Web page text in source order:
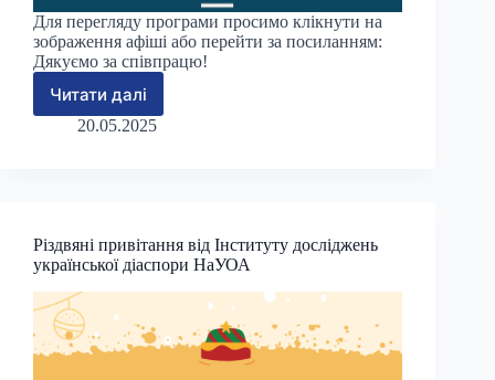
Для перегляду програми просимо клікнути на
зображення афіші або перейти за посиланням:
Дякуємо за співпрацю!
Читати далі
Програма
Міжнародної
традиції
та
визначні
постаті”
(до
80-
20.05.2025
Різдвяні привітання від Інституту досліджень
української діаспори НаУОА